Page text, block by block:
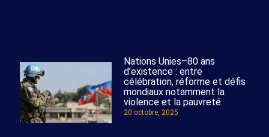
Nations Unies–80 ans
d’existence : entre
célébration, réforme et défis
mondiaux notamment la
violence et la pauvreté
20 octobre, 2025